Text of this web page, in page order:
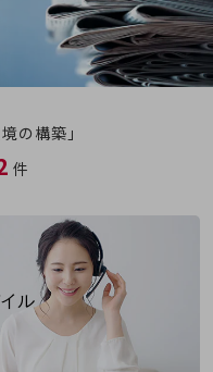
ル
の構築」
件